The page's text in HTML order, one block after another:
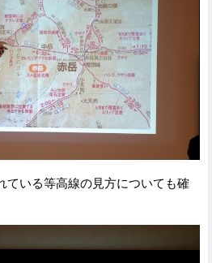
いる等高線の見方についても確